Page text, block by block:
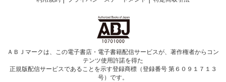
ＡＢＪマークは、この電子書店・電子書籍配信サービスが、著作権者からコン
テンツ使用許諾を得た
正規版配信サービスであることを示す登録商標（登録番号 第６０９１７１３
号）です。